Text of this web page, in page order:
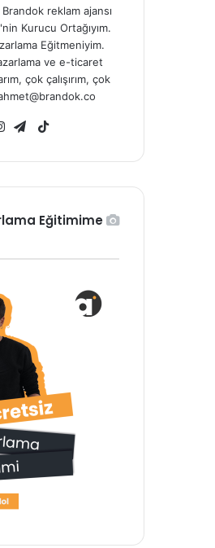
reklam ajansı
Kurucu Ortağıyım.
Eğitmeniyim.
ve e-ticaret
çok çalışırım, çok
TikTok
Eğitimime